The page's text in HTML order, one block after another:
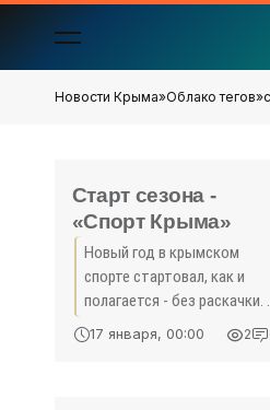
Новости Крыма»Облако тегов»
Старт сезона -
«Спорт Крыма»
Новый год в крымском
спорте стартовал, как и
полагается - без раскачки.
одних видах на данном
этапе крайне необходима
17 января, 00:00 2